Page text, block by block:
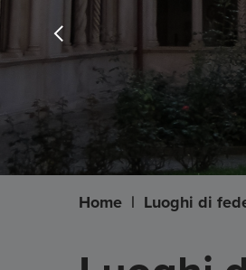
Home | Luoghi di